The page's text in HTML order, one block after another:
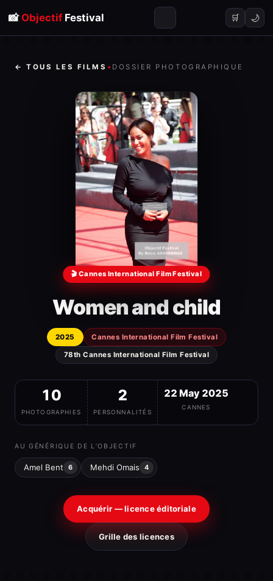
📸 ObjectifFestival 🛒 🌙
← TOUS LES FILMS • DOSSIER PHOTOGRAPHIQUE
🎬 Cannes International Film Festival
Women and child
2025 Cannes International Film Festival
78th Cannes International Film Festival
10
PHOTOGRAPHIES
2
PERSONNALITÉS
22 May 2025
CANNES
AU GÉNÉRIQUE DE L’OBJECTIF
Amel Bent 6 Mehdi Omais 4
Acquérir — licence éditoriale
Grille des licences